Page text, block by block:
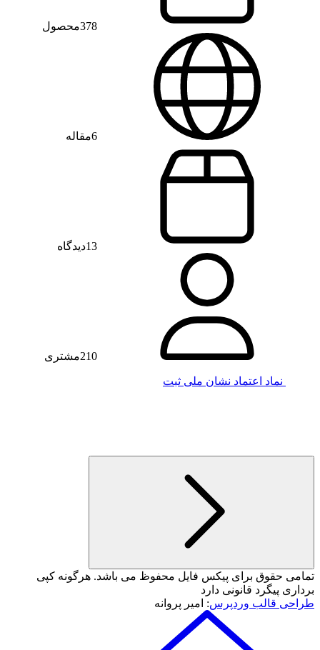
378محصول
6مقاله
13دیدگاه
210مشتری
نماد اعتماد نشان ملی ثبت
تمامی حقوق برای پیکس فایل محفوظ می باشد. هرگونه کپی
برداری پیگرد قانونی دارد
طراحی قالب وردپرس: امیر پروانه